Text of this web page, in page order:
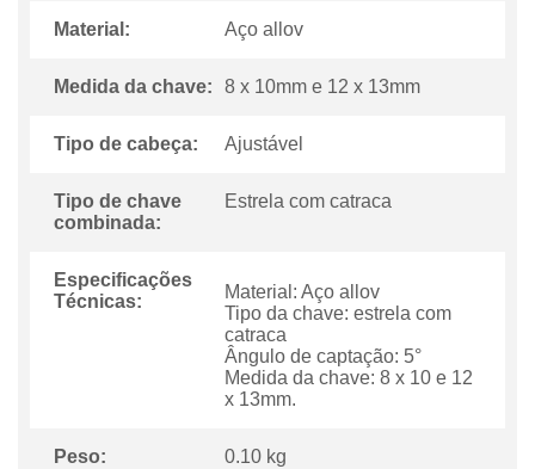
Material: Aço allov
Medida da chave: 8 x 10mm e 12 x 13mm
Tipo de cabeça: Ajustável
Tipo de chave
combinada:
Estrela com catraca
Especificações
Técnicas:
Material: Aço allov
Tipo da chave: estrela com
catraca
ngulo de captação: 5
Medida da chave: 8 x 10 e 12
x 13mm.
Peso: 0.10 kg